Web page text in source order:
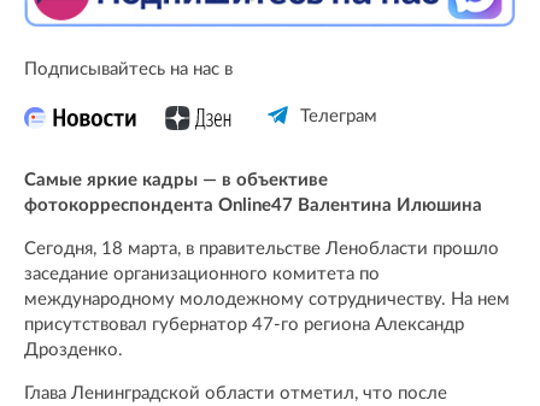
Подписывайтесь на нас в
Телеграм
Самые яркие кадры — в объективе
фотокорреспондента Online47 Валентина Илюшина
Сегодня, 18 марта, в правительстве Ленобласти прошло
заседание организационного комитета по
международному молодежному сотрудничеству. На нем
присутствовал губернатор 47-го региона Александр
Дрозденко.
Глава Ленинградской области отметил, что после